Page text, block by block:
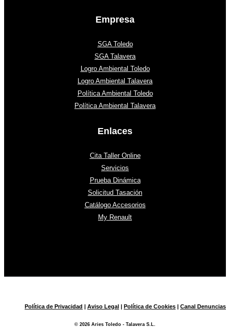
Empresa
SGA Toledo
SGA Talavera
Logro Ambiental Toledo
Logro Ambiental Talavera
Política Ambiental Toledo
Política Ambiental Talavera
Enlaces
Cita Taller Online
Servicios
Prueba Dinámica
Solicitud Tasación
Catálogo Accesorios
My Renault
Política de Privacidad | Aviso Legal | Política de Cookies | Canal Denuncias
© 2026 Aries Toledo - Talavera S.L.